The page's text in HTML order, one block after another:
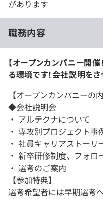
があります
職務内容
【オープンカンパニー開
る環境です！会社説明をさ
【オープンカンパニーの内
◆会社説明会
・ アルテクナについて
・ 専攻別プロジェクト事
・ 社員キャリアストーリ
・ 新卒研修制度、フォロ
・ 選考のご案内
【参加特典】
選考希望者には早期選考